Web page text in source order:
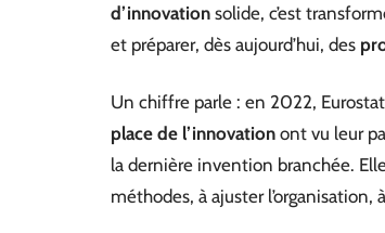
d’innovation solide, c’est
et préparer, dès aujourd’hui, des
Un chiffre parle : en 2022,
place de l’innovation ont vu leur
la dernière invention branchée.
méthodes, à ajuster